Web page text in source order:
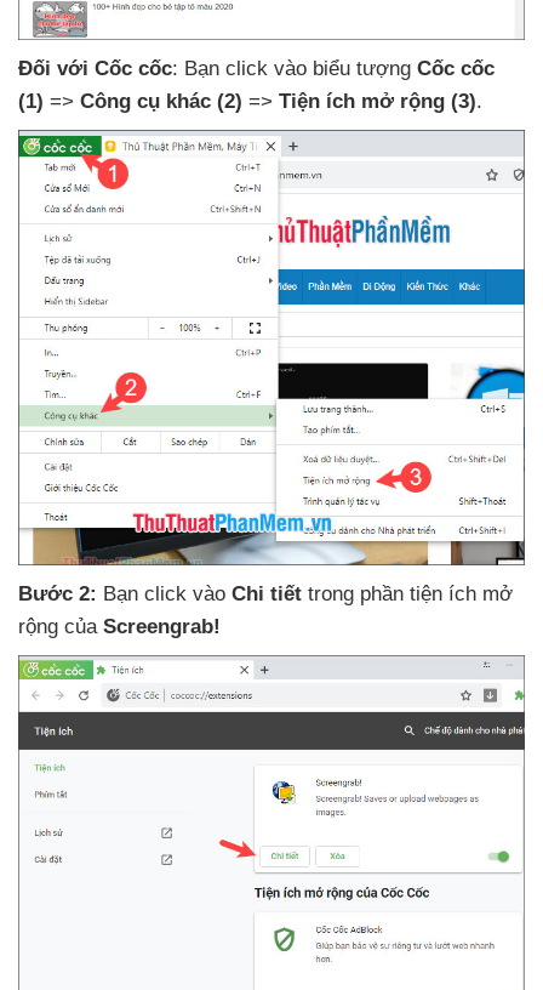
Đối với Cốc cốc: Bạn click vào biểu tượng Cốc cốc
(1) => Công cụ khác (2) => Tiện ích mở rộng (3).
Bước 2: Bạn click vào Chi tiết trong phần tiện ích mở
rộng của Screengrab!